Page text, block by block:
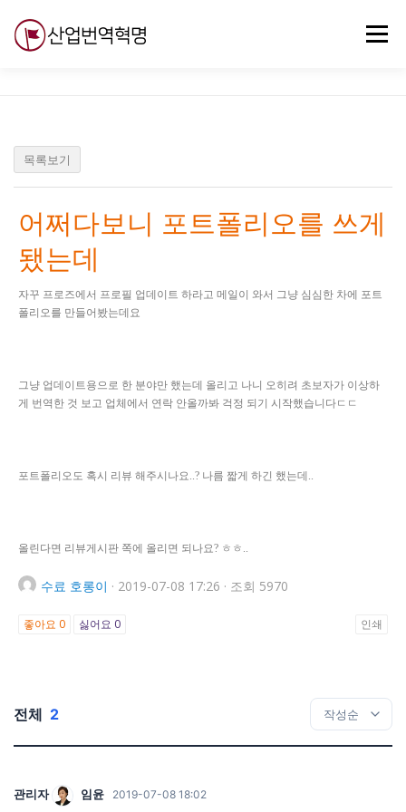
메뉴
목록보기
어쩌다보니 포트폴리오를 쓰게
됐는데
자꾸 프로즈에서 프로필 업데이트 하라고 메일이 와서 그냥 심심한 차에 포트
폴리오를 만들어봤는데요
그냥 업데이트용으로 한 분야만 했는데 올리고 나니 오히려 초보자가 이상하
게 번역한 것 보고 업체에서 연락 안올까봐 걱정 되기 시작했습니다ㄷㄷ
포트폴리오도 혹시 리뷰 해주시나요..? 나름 짧게 하긴 했는데..
올린다면 리뷰게시판 쪽에 올리면 되나요? ㅎㅎ..
수료 호롱이 · 2019-07-08 17:26 · 조회 5970
좋아요 0 싫어요 0 인쇄
전체 2
관리자 임윤 2019-07-08 18:02